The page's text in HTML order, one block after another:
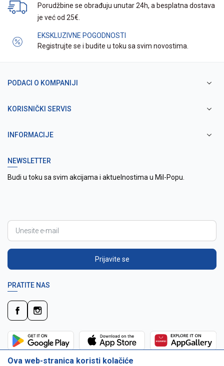
Porudžbine se obrađuju unutar 24h, a besplatna dostava
je već od 25€.
EKSKLUZIVNE POGODNOSTI
Registrujte se i budite u toku sa svim novostima.
PODACI O KOMPANIJI
KORISNIČKI SERVIS
INFORMACIJE
NEWSLETTER
Budi u toku sa svim akcijama i aktuelnostima u Mil-Popu.
Prijavite se
PRATITE NAS
Ova web-stranica koristi kolačiće